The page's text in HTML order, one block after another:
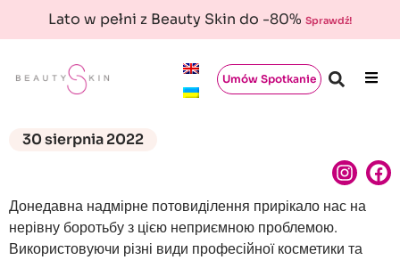
Lato w pełni z Beauty Skin do -80% Sprawdź!
Umów Spotkanie
30 sierpnia 2022
Донедавна надмірне потовиділення прирікало нас на
нерівну боротьбу з цією неприємною проблемою.
Використовуючи різні види професійної косметики та